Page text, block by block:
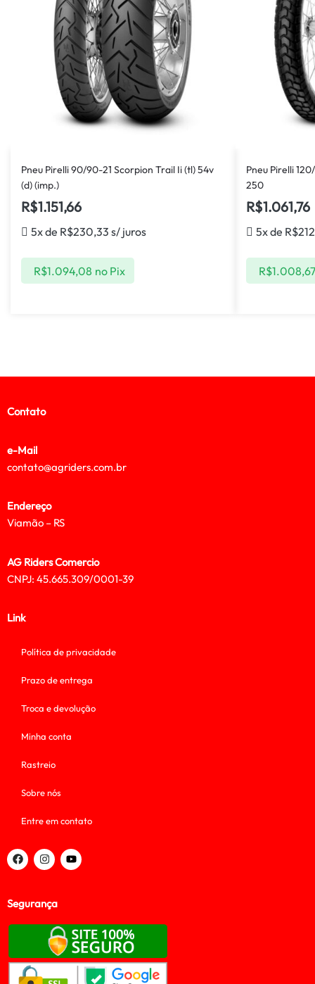
Pneu Pirelli 90/90-21 Scorpion Trail Ii (tl) 54v
(d) (imp.)
R$1.151,66
5x de R$230,33 s/ juros
R$1.094,08 no Pix
Pneu Pirelli
250
R$1.061,76
5x de R$
R$1.008,67
Contato
e-Mail
contato@agriders.com.br
Endereço
Viamão – RS
AG Riders Comercio
CNPJ: 45.665.309/0001-39
Link
Política de privacidade
Prazo de entrega
Troca e devolução
Minha conta
Rastreio
Sobre nós
Entre em contato
Segurança